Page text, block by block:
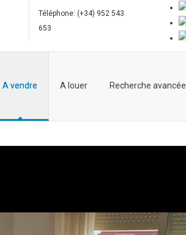
Téléphone: (+34) 952 543
653
A vendre A louer Recherche avancée